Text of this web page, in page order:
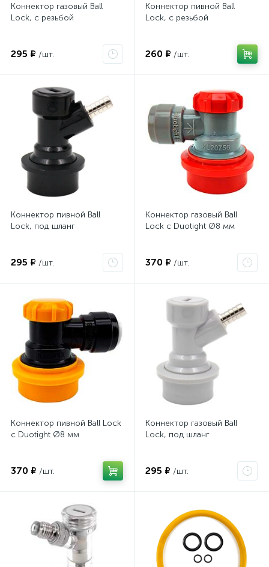
Коннектор газовый Ball
Lock, с резьбой
295 ₽ /шт.
Коннектор пивной Ball
Lock, с резьбой
260 ₽ /шт.
Коннектор пивной Ball
Lock, под шланг
295 ₽ /шт.
Коннектор газовый Ball
Lock с Duotight Ø8 мм
370 ₽ /шт.
Коннектор пивной Ball Lock
с Duotight Ø8 мм
370 ₽ /шт.
Коннектор газовый Ball
Lock, под шланг
295 ₽ /шт.